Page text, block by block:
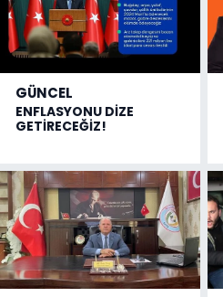
GÜNCEL
ENFLASYONU DİZE
GETİRECEĞİZ!